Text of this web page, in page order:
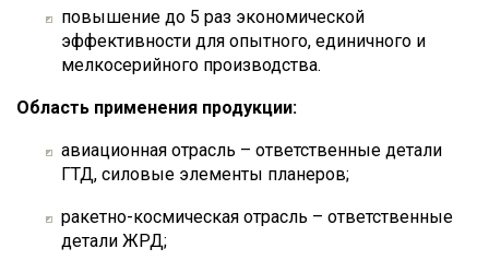
повышение до 5 раз экономической
эффективности для опытного, единичного и
мелкосерийного производства.
Область применения продукции:
авиационная отрасль – ответственные детали
ГТД, силовые элементы планеров;
ракетно-космическая отрасль – ответственные
детали ЖРД;